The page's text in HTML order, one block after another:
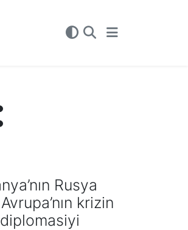
Rusya
krizin